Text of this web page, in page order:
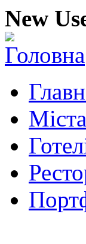
New